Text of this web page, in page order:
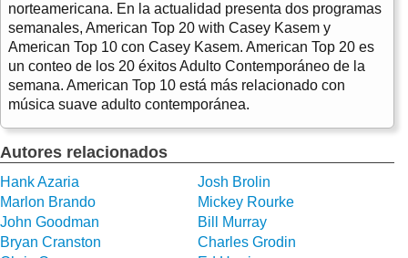
norteamericana. En la actualidad presenta dos programas
semanales, American Top 20 with Casey Kasem y
American Top 10 con Casey Kasem. American Top 20 es
un conteo de los 20 éxitos Adulto Contemporáneo de la
semana. American Top 10 está más relacionado con
música suave adulto contemporánea.
Autores relacionados
Hank Azaria
Josh Brolin
Marlon Brando
Mickey Rourke
John Goodman
Bill Murray
Bryan Cranston
Charles Grodin